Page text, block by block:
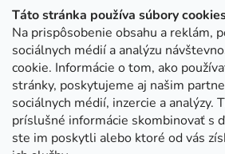
Táto stránka používa súbory
Na prispôsobenie obsahu a reklám,
sociálnych médií a analýzu
cookie. Informácie o tom, ako
stránky, poskytujeme aj našim
sociálnych médií, inzercie a analýzy.
príslušné informácie skombinovať s
ste im poskytli alebo ktoré od vás
O nás
Hodnotenie obchodu
Moja objednávka
Instagram